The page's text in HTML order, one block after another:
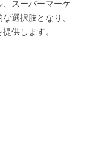
スーパーマーケ
選択肢となり、
供します。